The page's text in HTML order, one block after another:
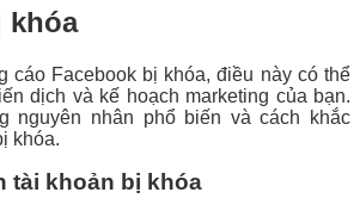
khóa
cáo Facebook bị khóa, điều này có thể
dịch và kế hoạch marketing của bạn.
nguyên nhân phổ biến và cách khắc
khóa.
tài khoản bị khóa